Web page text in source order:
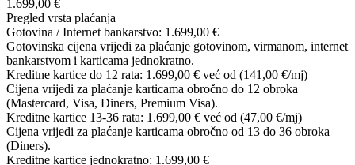
1.699,00 €
Pregled vrsta plaćanja
Gotovina / Internet bankarstvo: 1.699,00 €
Gotovinska cijena vrijedi za plaćanje gotovinom, virmanom, internet
bankarstvom i karticama jednokratno.
Kreditne kartice do 12 rata: 1.699,00 € već od (141,00 €/mj)
Cijena vrijedi za plaćanje karticama obročno do 12 obroka
(Mastercard, Visa, Diners, Premium Visa).
Kreditne kartice 13-36 rata: 1.699,00 € već od (47,00 €/mj)
Cijena vrijedi za plaćanje karticama obročno od 13 do 36 obroka
(Diners).
Kreditne kartice jednokratno: 1.699,00 €